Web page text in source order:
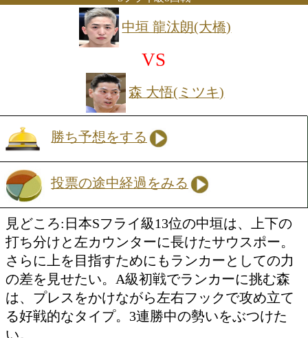
勝ち予想をする
投票の途中経過をみる
見どころ:2024年度前日本ライト級新人
は182㎝の長身から繰り出す右ストレー
ディが光るスタイリッシュなタイプ。
りのリングだ。3戦目でランカーに挑む
アマチュア49戦41勝8敗を経てプロデビ
ャープなジャブからワンツーにつなげ
忠実なタイプだ。ジャブの差し合いが
Sフライ級8回戦